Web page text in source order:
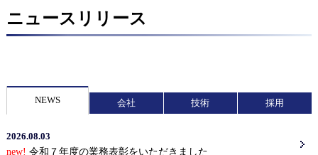
ニュースリリース
NEWS 会社 技術 採用
2026.08.03
new! 令和７年度の業務表彰をいただきました